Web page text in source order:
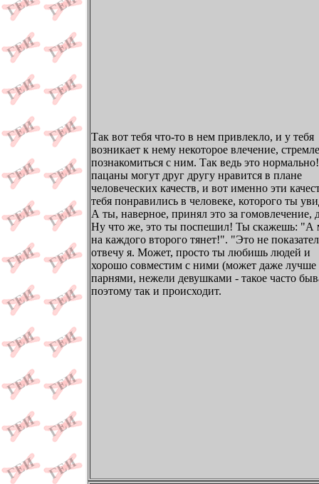
Так вот тебя что-то в нем привлекло, и у тебя
возникает к нему некоторое влечение,
познакомиться с ним. Так ведь это
пацаны могут друг другу нравится в плане
человеческих качеств, и вот именно эти
тебя понравились в человеке, которого ты
А ты, наверное, принял это за гомовлечение,
Ну что же, это ты поспешил! Ты скажешь: "А
на каждого второго тянет!". "Это не
отвечу я. Может, просто ты любишь людей и
хорошо совместим с ними (может даже лучше
парнями, нежели девушками - такое часто
поэтому так и происходит.